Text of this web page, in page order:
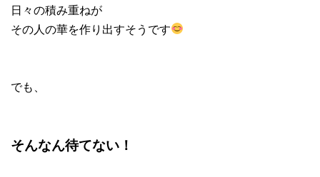
日々の積み重ねが
その人の華を作り出すそうです
でも、
そんなん待てない！